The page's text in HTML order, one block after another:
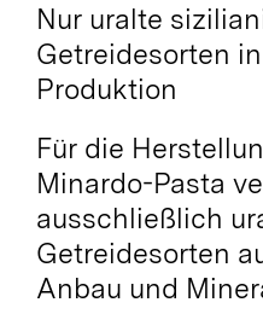
Nur uralte
Getreidesorten
Produktion
Für die
Minardo-Pasta
ausschließlich
Getreidesorten
Anbau und